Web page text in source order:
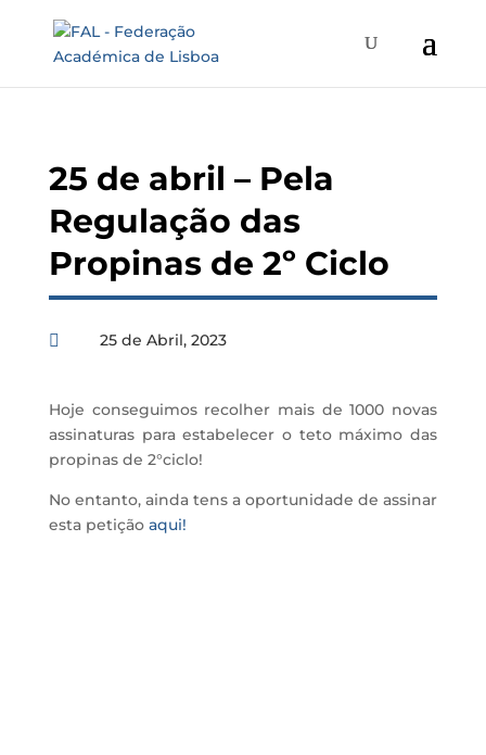
25 de abril – Pela
Regulação das
Propinas de 2º Ciclo
 25 de Abril, 2023
Hoje conseguimos recolher mais de 1000 novas
assinaturas para estabelecer o teto máximo das
propinas de 2°ciclo!
No entanto, ainda tens a oportunidade de assinar
esta petiçãoaqui!